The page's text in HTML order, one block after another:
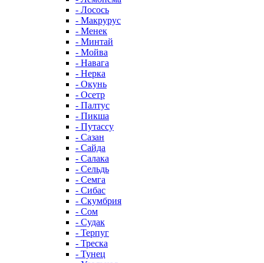
- Лосось
- Макрурус
- Менек
- Минтай
- Мойва
- Навага
- Нерка
- Окунь
- Осетр
- Палтус
- Пикша
- Путассу
- Сазан
- Сайда
- Салака
- Сельдь
- Семга
- Сибас
- Скумбрия
- Сом
- Судак
- Терпуг
- Треска
- Тунец